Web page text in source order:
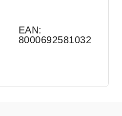
EAN:
8000692581032